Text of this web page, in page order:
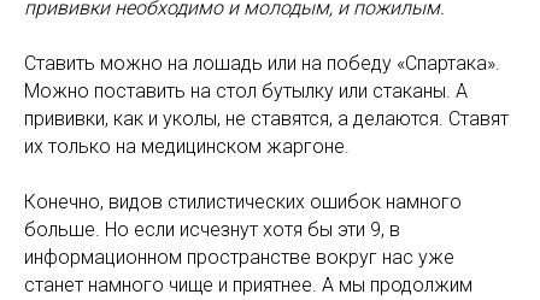
прививки необходимо и молодым, и пожилым.
Ставить можно на лошадь или на победу «Спартака».
Можно поставить на стол бутылку или стаканы. А
прививки, как и уколы, не ставятся, а делаются. Ставят
их только на медицинском жаргоне.
Конечно, видов стилистических ошибок намного
больше. Но если исчезнут хотя бы эти 9, в
информационном пространстве вокруг нас уже
станет намного чище и приятнее. А мы продолжим